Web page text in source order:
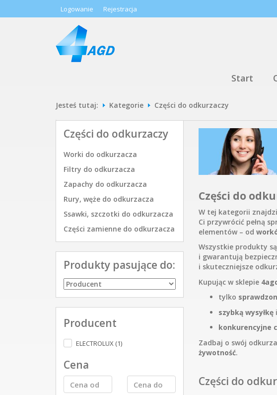
Logowanie Rejestracja
Start
Jesteś tutaj: Kategorie Części do odkurzaczy
Części do odkurzaczy
Worki do odkurzacza
Filtry do odkurzacza
Zapachy do odkurzacza
Rury, węże do odkurzacza
Ssawki, szczotki do odkurzacza
Części zamienne do odkurzacza
Produkty pasujące do:
Producent
ELECTROLUX (1)
Cena
Części do
W tej kategorii
Ci przywrócić pełną
elementów – od
Wszystkie produkty są
i gwarantują
i skuteczniejsze
Kupując w sklepie
tylko
szybką wysyłkęi
konkurencyjne
Zadbaj o swój
żywotność.
Części do